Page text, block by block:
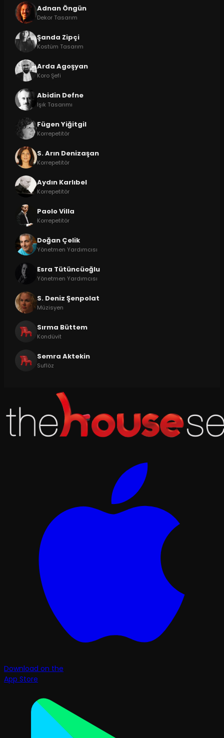
Adnan Öngün
Dekor Tasarım
Şanda Zipçi
Kostüm Tasarım
Arda Agoşyan
Koro Şefi
Abidin Defne
Işık Tasarımı
Fügen Yiğitgil
Korrepetitör
S. Arın Denizaşan
Korrepetitör
Aydın Karlıbel
Korrepetitör
Paolo Villa
Korrepetitör
Doğan Çelik
Yönetmen Yardımcısı
Esra Tütüncüoğlu
Yönetmen Yardımcısı
S. Deniz Şenpolat
Müzisyen
Sırma Büttem
Kondüvit
Semra Aktekin
Suflöz
Download on the
App Store